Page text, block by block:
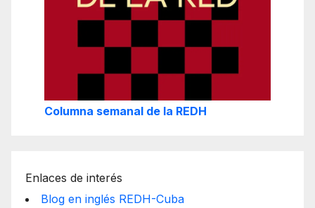
Columna semanal de la REDH
Enlaces de interés
Blog en inglés REDH-Cuba